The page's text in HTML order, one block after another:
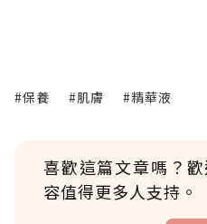
#保養 #肌膚 #精華液
喜歡這篇文章嗎？
容值得更多人支持。